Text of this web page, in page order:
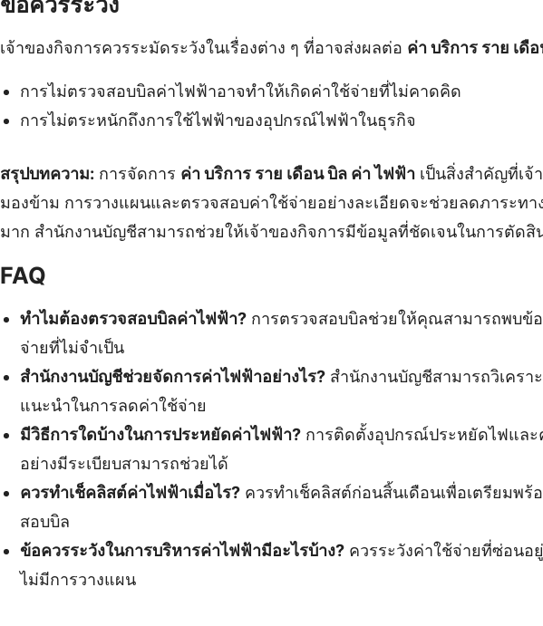
เจ้าของกิจการควรระมัดระวังในเรื่องต่าง ๆ ที่อาจส่งผลต่อ ค่า บริการ ราย เดื
การไม่ตรวจสอบบิลค่าไฟฟ้าอาจทำให้เกิดค่าใช้จ่ายที่ไม่คาดคิด
การไม่ตระหนักถึงการใช้ไฟฟ้าของอุปกรณ์ไฟฟ้าในธุรกิจ
สรุปบทความ: การจัดการ ค่า บริการ ราย เดือน บิล ค่า ไฟฟ้า เป็นสิ่งสำคัญที่เจ้
มองข้าม การวางแผนและตรวจสอบค่าใช้จ่ายอย่างละเอียดจะช่วยลดภาระทา
มาก สำนักงานบัญชีสามารถช่วยให้เจ้าของกิจการมีข้อมูลที่ชัดเจนในการตัดสิ
FAQ
ทำไมต้องตรวจสอบบิลค่าไฟฟ้า?การตรวจสอบบิลช่วยให้คุณสามารถพบข้
จ่ายที่ไม่จำเป็น
สำนักงานบัญชีช่วยจัดการค่าไฟฟ้าอย่างไร?สำนักงานบัญชีสามารถวิเครา
แนะนำในการลดค่าใช้จ่าย
มีวิธีการใดบ้างในการประหยัดค่าไฟฟ้า?การติดตั้งอุปกรณ์ประหยัดไฟและ
อย่างมีระเบียบสามารถช่วยได้
ควรทำเช็คลิสต์ค่าไฟฟ้าเมื่อไร?ควรทำเช็คลิสต์ก่อนสิ้นเดือนเพื่อเตรียมพร้
สอบบิล
ข้อควรระวังในการบริหารค่าไฟฟ้ามีอะไรบ้าง?ควรระวังค่าใช้จ่ายที่ซ่อนอ
ไม่มีการวางแผน